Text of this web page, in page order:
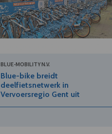
BLUE-MOBILITY N.V.
Blue-bike breidt
deelfietsnetwerk in
Vervoersregio Gent uit